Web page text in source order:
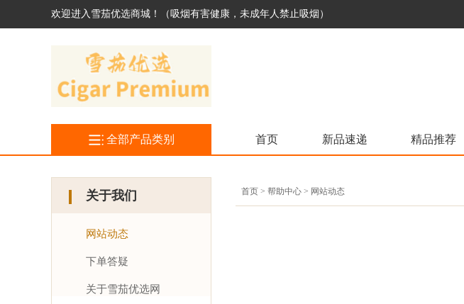
欢迎进入雪茄优选商城！（吸烟有害健康，未成年人禁止吸烟）
全部产品类别 首页 新品速递 精品推荐
关于我们
网站动态
下单答疑
关于雪茄优选网
首页 > 帮助中心 > 网站动态